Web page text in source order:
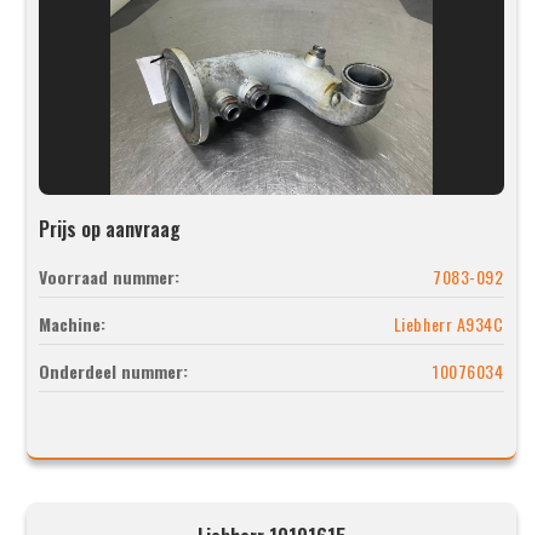
Prijs op aanvraag
Voorraad nummer:
7083-092
Machine:
Liebherr A934C
Onderdeel nummer:
10076034